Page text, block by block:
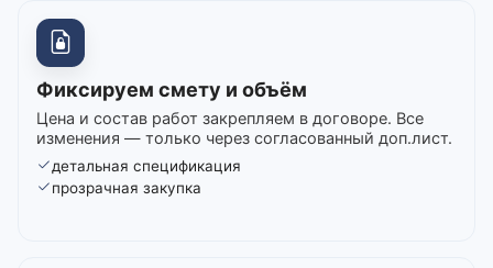
Фиксируем смету и объём
Цена и состав работ закрепляем в договоре. Все
изменения — только через согласованный доп.лист.
детальная спецификация
прозрачная закупка